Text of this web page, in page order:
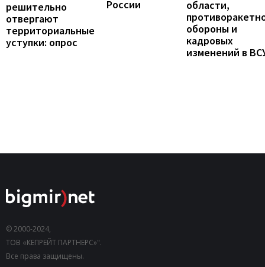
решительно
отвергают
территориальные
уступки: опрос
России
области,
обороны и
кадровых
изменений в
© 2000-2024,
ТОВ «КЕПРЕЙТ ПАРТНЕРС»".
Все права защищены.